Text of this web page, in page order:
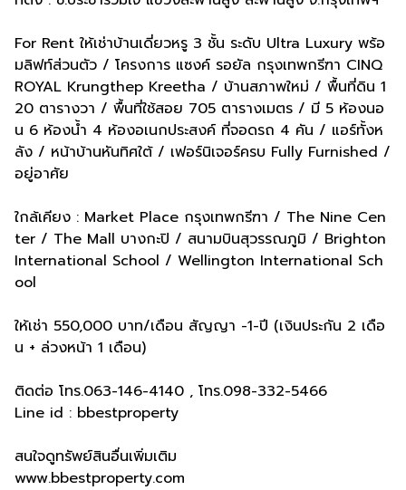
For Rent ให้เช่าบ้านเดี่ยวหรู 3 ชั้น ระดับ Ultra Luxury พร้อ
มลิฟท์ส่วนตัว / โครงการ แซงค์ รอยัล กรุงเทพกรีฑา CINQ
ROYAL Krungthep Kreetha / บ้านสภาพใหม่ / พื้นที่ดิน 1
20 ตารางวา / พื้นที่ใช้สอย 705 ตารางเมตร / มี 5 ห้องนอ
น 6 ห้องน้ำ 4 ห้องอเนกประสงค์ ที่จอดรถ 4 คัน / แอร์ทั้งห
ลัง / หน้าบ้านหันทิศใต้ / เฟอร์นิเจอร์ครบ Fully Furnished /
อยู่อาศัย
ใกล้เคียง : Market Place กรุงเทพกรีฑา / The Nine Cen
ter / The Mall บางกะปิ / สนามบินสุวรรณภูมิ / Brighton
International School / Wellington International Sch
ool
ให้เช่า 550,000 บาท/เดือน สัญญา -1-ปี (เงินประกัน 2 เดือ
น + ล่วงหน้า 1 เดือน)
ติดต่อ โทร.063-146-4140 , โทร.098-332-5466
Line id : bbestproperty
สนใจดูทรัพย์สินอื่นเพิ่มเติม
www.bbestproperty.com